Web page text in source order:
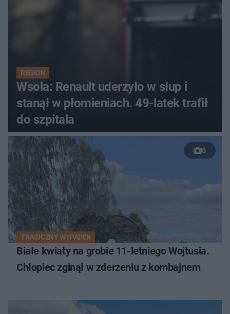
REGION
Wsola: Renault uderzyło w słup i
stanął w płomieniach. 49-latek trafił
do szpitala
6
TRAGICZNY WYPADEK
Białe kwiaty na grobie 11-letniego Wojtusia.
Chłopiec zginął w zderzeniu z kombajnem